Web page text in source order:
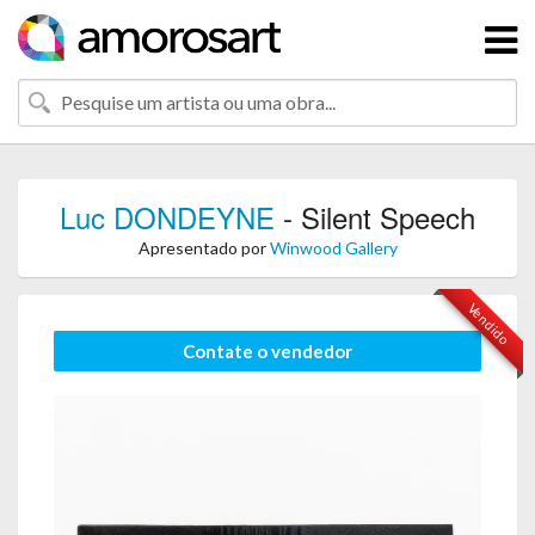
Luc DONDEYNE - Silent Speech
Apresentado porWinwood Gallery
Vendido
Contate o vendedor